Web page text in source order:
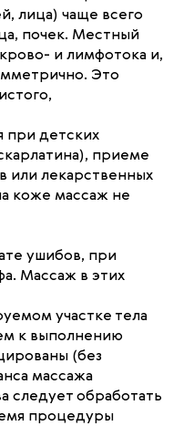
лица) чаще всего
почек. Местный
и лимфотока и,
Это
при детских
приеме
или лекарственных
коже массаж не
ушибов, при
Массаж в этих
участке тела
к выполнению
(без
массажа
следует обработать
процедуры